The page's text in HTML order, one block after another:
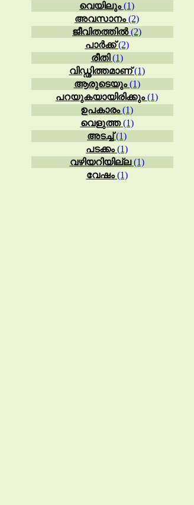
വെയിലും(1)
അവസാനം(2)
ജീവിതത്തിൽ(2)
പാർക്ക്(2)
രീതി (1)
വിഡ്ഢിത്തമാണ്(1)
ആരുടെയും(1)
പറയുകയായിരിക്കും(1)
ഉപകാരം(1)
വെളുത്ത(1)
അടച്ച്(1)
പടക്കം(1)
വഴിയറിയില്ല(1)
വേഷം(1)